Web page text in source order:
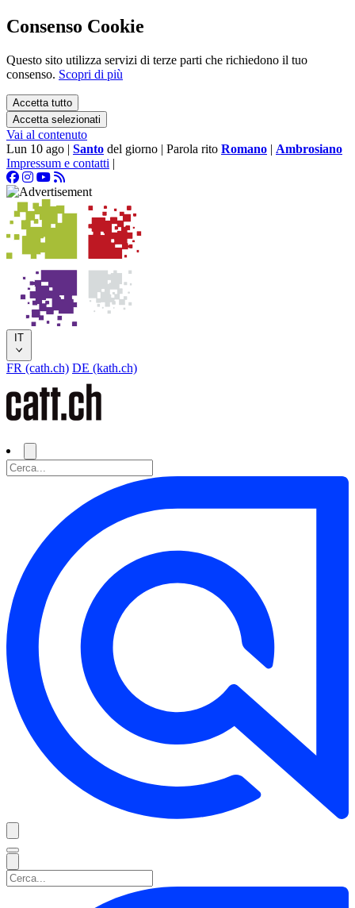
Consenso Cookie
Questo sito utilizza servizi di terze parti che richiedono il tuo
consenso. Scopri di più
Accetta tutto
Accetta selezionati
Vai al contenuto
Lun 10 ago | Santo del giorno | Parola rito Romano | Ambrosiano
Impressum e contatti |
IT
FR (cath.ch) DE (kath.ch)